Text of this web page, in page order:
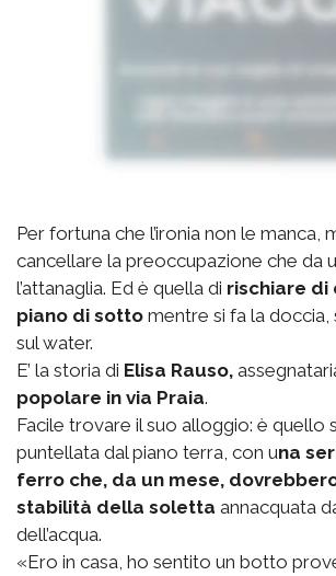
Per fortuna che l’ironia non le manca,
cancellare la preoccupazione che da
l’attanaglia. Ed è quella di rischiare di
piano di sotto mentre si fa la doccia,
sul water.
E’ la storia di Elisa Rauso,
popolare in via Praia.
Facile trovare il suo alloggio: è quello
puntellata dal piano terra, con una
ferro che, da un mese,
stabilità della soletta annacquata
dell’acqua.
«Ero in casa, ho sentito un botto